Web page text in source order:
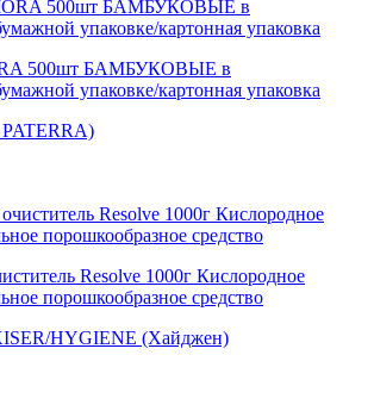
500шт БАМБУКОВЫЕ в
упаковке/картонная упаковка
Resolve 1000г Кислородное
порошкообразное средство
HYGIENE (Хайджен)